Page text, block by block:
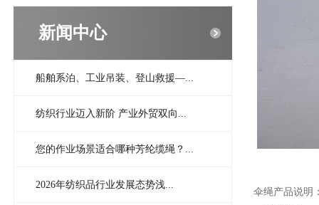
新闻中心
船舶系泊、工业吊装、登山救援—...
纺织行业迈入新阶 产业外贸双向...
您的作业场景适合哪种芳纶缆绳？...
2026年纺织品行业发展态势浅...
伞绳产品说明